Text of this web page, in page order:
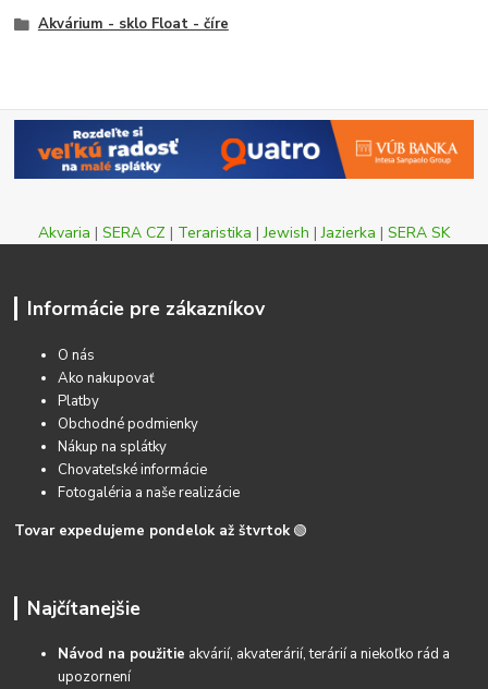
Akvárium - sklo Float - číre
Akvaria | SERA CZ | Teraristika |Jewish |Jazierka | SERA SK
Informácie pre zákazníkov
O nás
Ako nakupovať
Platby
Obchodné podmienky
Nákup na splátky
Chovateľské informácie
Fotogaléria a naše realizácie
Tovar expedujeme pondelok až štvrtok 🟢
Najčítanejšie
Návod na použitie akvárií, akvaterárií, terárií a niekoľko rád a
upozornení